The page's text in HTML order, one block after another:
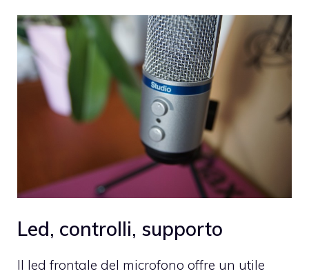
Led, controlli, supporto
Il led frontale del microfono offre un utile